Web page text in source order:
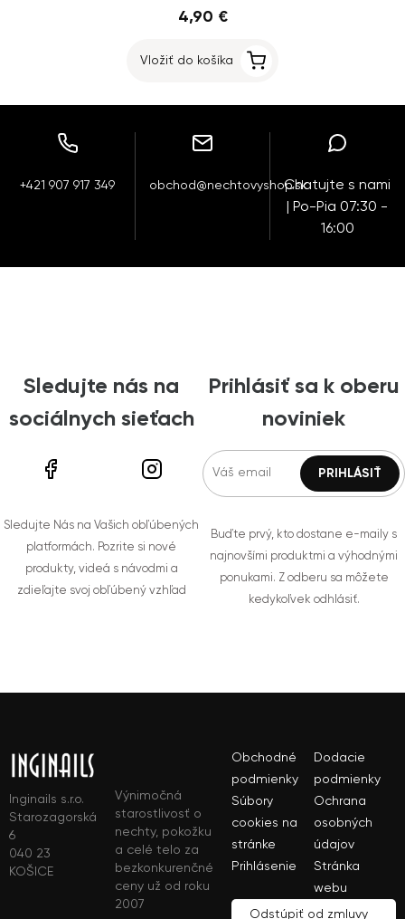
4,90 €
Vložiť do košíka
+421 907 917 349 obchod@nechtovyshop.skChatujte s nami
| Po-Pia 07:30 -
16:00
Sledujte nás na
sociálnych sieťach
Sledujte Nás na Vašich obľúbených
platformách. Pozrite si nové
produkty, videá s návodmi a
zdieľajte svoj obľúbený vzhľad
Prihlásiť sa k oberu
noviniek
Buďte prvý, kto dostane e-maily s
najnovšími produktmi a výhodnými
ponukami. Z odberu sa môžete
kedykoľvek odhlásiť.
Inginails s.r.o.
Starozagorská
6
040 23
KOŠICE
Výnimočná
starostlivosť o
nechty, pokožku
a celé telo za
bezkonkurenčné
ceny už od roku
2007
Obchodné
podmienky
Dodacie
podmienky
Súbory
cookies na
stránke
Ochrana
osobných
údajov
Prihlásenie
Stránka
webu
Odstúpiť od zmluvy